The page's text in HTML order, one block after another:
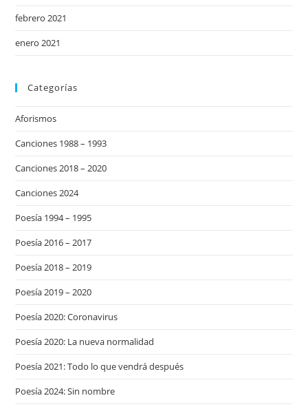
febrero 2021
enero 2021
Categorías
Aforismos
Canciones 1988 – 1993
Canciones 2018 – 2020
Canciones 2024
Poesía 1994 – 1995
Poesía 2016 – 2017
Poesía 2018 – 2019
Poesía 2019 – 2020
Poesía 2020: Coronavirus
Poesía 2020: La nueva normalidad
Poesía 2021: Todo lo que vendrá después
Poesía 2024: Sin nombre